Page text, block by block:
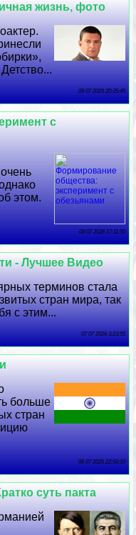
жизнь, фото
09 07 2026 20:35:45
с
этом.
08 07 2026 17:11:50
- Лучшее Видео
терминов стала
стран мира, так
с этим...
07 07 2026 3:23:55
больше
стран
06 07 2026 22:50:10
суть пакта